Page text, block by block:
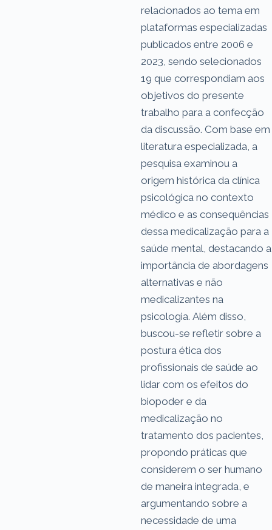
relacionados ao tema em
plataformas especializadas
publicados entre 2006 e
2023, sendo selecionados
19 que correspondiam aos
objetivos do presente
trabalho para a confecção
da discussão. Com base em
literatura especializada, a
pesquisa examinou a
origem histórica da clínica
psicológica no contexto
médico e as consequências
dessa medicalização para a
saúde mental, destacando a
importância de abordagens
alternativas e não
medicalizantes na
psicologia. Além disso,
buscou-se refletir sobre a
postura ética dos
profissionais de saúde ao
lidar com os efeitos do
biopoder e da
medicalização no
tratamento dos pacientes,
propondo práticas que
considerem o ser humano
de maneira integrada, e
argumentando sobre a
necessidade de uma